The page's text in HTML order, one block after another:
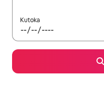
Kutoka